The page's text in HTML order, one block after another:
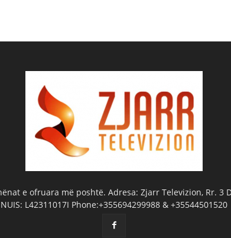
e ofruara më poshtë. Adresa: Zjarr Televizion, Rr. 3
NUIS: L42311017I Phone:+355694299988 & +35544501520